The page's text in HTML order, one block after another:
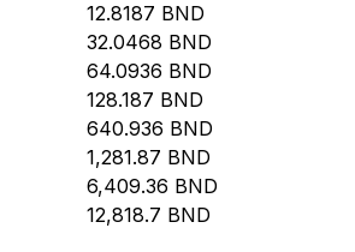
12.8187 BND
32.0468 BND
64.0936 BND
128.187 BND
640.936 BND
1,281.87 BND
6,409.36 BND
12,818.7 BND